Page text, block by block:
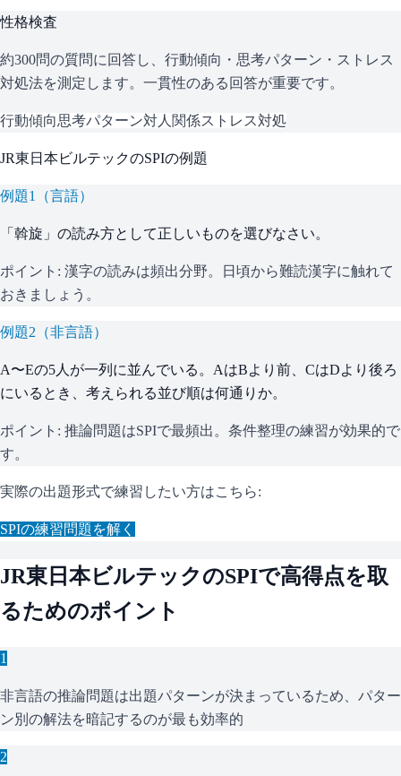
性格検査
約300問の質問に回答し、行動傾向・思考パターン・ストレス
対処法を測定します。一貫性のある回答が重要です。
行動傾向思考パターン対人関係ストレス対処
JR東日本ビルテックのSPIの例題
例題1 （言語）
「斡旋」の読み方として正しいものを選びなさい。
ポイント: 漢字の読みは頻出分野。日頃から難読漢字に触れて
おきましょう。
例題2 （非言語）
A〜Eの5人が一列に並んでいる。AはBより前、CはDより後ろ
にいるとき、考えられる並び順は何通りか。
ポイント: 推論問題はSPIで最頻出。条件整理の練習が効果的で
す。
実際の出題形式で練習したい方はこちら:
SPIの練習問題を解く
JR東日本ビルテックのSPIで高得点を取
るためのポイント
1
非言語の推論問題は出題パターンが決まっているため、パター
ン別の解法を暗記するのが最も効率的
2